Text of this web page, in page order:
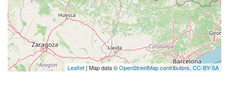
Leaflet | Map data ©OpenStreetMap contributors, CC-BY-SA